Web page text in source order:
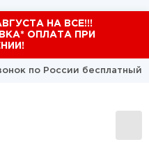
НА ВСЕ!!!
ОПЛАТА ПРИ
по России бесплатный